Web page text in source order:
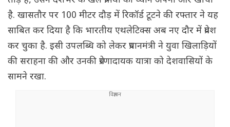
है. खासतौर पर 100 मीटर दौड़ में रिकॉर्ड टूटने की रफ्तार ने यह
साबित कर दिया है कि भारतीय एथलेटिक्स अब नए दौर में प्रवेश
कर चुका है. इसी उपलब्धि को लेकर प्रधानमंत्री ने युवा खिलाड़ियों
की सराहना की और उनकी प्रेरणादायक यात्रा को देशवासियों के
सामने रखा.